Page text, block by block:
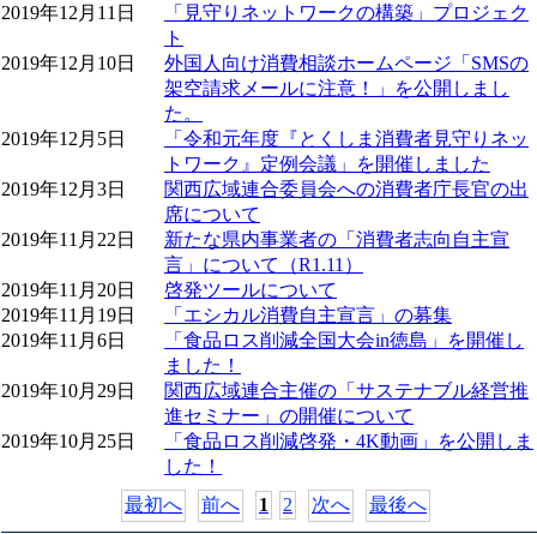
2019年12月11日
「見守りネットワークの構築」プロジェク
ト
2019年12月10日
外国人向け消費相談ホームページ「SMSの
架空請求メールに注意！」を公開しまし
た。
2019年12月5日
「令和元年度『とくしま消費者見守りネッ
トワーク』定例会議」を開催しました
2019年12月3日
関西広域連合委員会への消費者庁長官の出
席について
2019年11月22日
新たな県内事業者の「消費者志向自主宣
言」について（R1.11）
2019年11月20日
啓発ツールについて
2019年11月19日
「エシカル消費自主宣言」の募集
2019年11月6日
「食品ロス削減全国大会in徳島」を開催し
ました！
2019年10月29日
関西広域連合主催の「サステナブル経営推
進セミナー」の開催について
2019年10月25日
「食品ロス削減啓発・4K動画」を公開しま
した！
最初へ
前へ 1 2 次へ 最後へ